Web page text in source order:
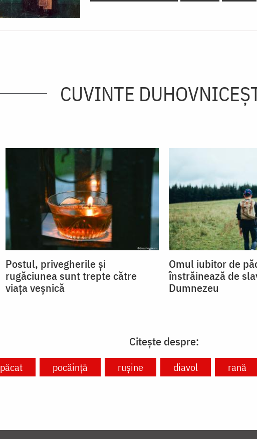
CUVINTE
Postul, privegherile și
rugăciunea sunt trepte către
viața veșnică
Omul iubitor de
înstrăinează de
Dumnezeu
Citește despre:
păcat pocăință rușine diavol rană